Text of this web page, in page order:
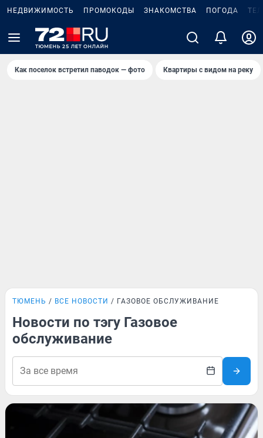
НЕДВИЖИМОСТЬ ПРОМОКОДЫ ЗНАКОМСТВА ПОГОДА
Как поселок встретил паводок — фото Квартиры с видом на реку
ТЮМЕНЬ ВСЕ НОВОСТИ ГАЗОВОЕ ОБСЛУЖИВАНИЕ
Новости по тэгу Газовое
обслуживание